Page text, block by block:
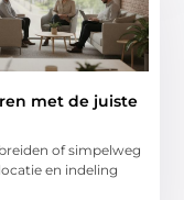
met de juiste
of simpelweg
en indeling